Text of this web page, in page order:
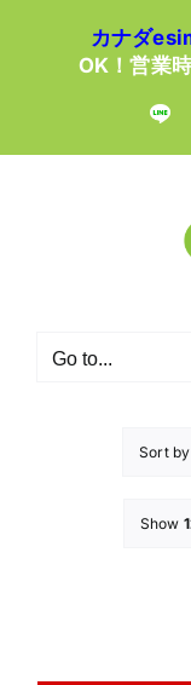
カナダ
OK！営業
LINE
Go to...
Sort by
Show